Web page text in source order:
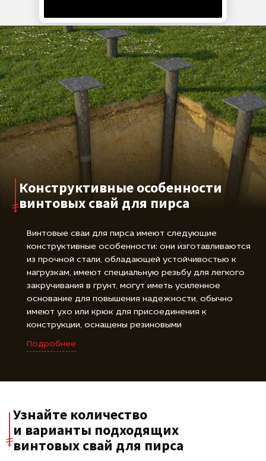
Конструктивные особенности
винтовых свай для пирса
Винтовые сваи для пирса имеют следующие
конструктивные особенности: они изготавливаются
из прочной стали, обладающей устойчивостью к
нагрузкам, имеют специальную резьбу для легкого
закручивания в грунт, могут иметь усиленное
основание для повышения надежности, обычно
имеют ухо или крюк для присоединения к
конструкции, оснащены резиновыми
амортизаторами или гайками для регулировки
высоты, оцинкованное покрытие защищает от
Подробнее
Узнайте количество
и варианты подходящих
винтовых свай для пирса